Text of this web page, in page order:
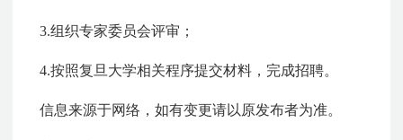
3.组织专家委员会评审；
4.按照复旦大学相关程序提交材料，完成招聘。
信息来源于网络，如有变更请以原发布者为准。